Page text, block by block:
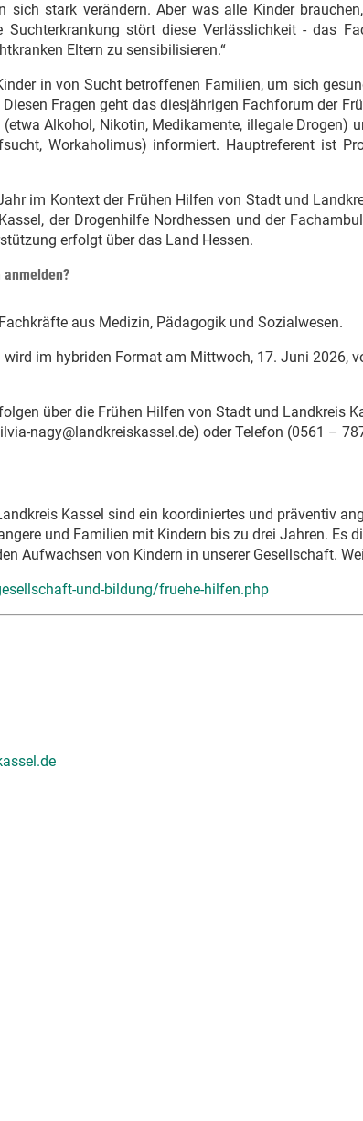
sich stark verändern. Aber was alle Kinder
Suchterkrankung stört diese Verlässlichkeit - das
Eltern zu sensibilisieren.“
in von Sucht betroffenen Familien, um sich
Fragen geht das diesjährigen Fachforum der
Alkohol, Nikotin, Medikamente, illegale Drogen)
Workaholimus) informiert. Hauptreferent ist
im Kontext der Frühen Hilfen von Stadt und
der Drogenhilfe Nordhessen und der
erfolgt über das Land Hessen.
aus Medizin, Pädagogik und Sozialwesen.
im hybriden Format am Mittwoch, 17. Juni 2026,
über die Frühen Hilfen von Stadt und Landkreis
nagy@landkreiskassel.de) oder Telefon (0561 –
Kassel sind ein koordiniertes und präventiv
und Familien mit Kindern bis zu drei Jahren. Es
Aufwachsen von Kindern in unserer Gesellschaft.
und-bildung/fruehe-hilfen.php